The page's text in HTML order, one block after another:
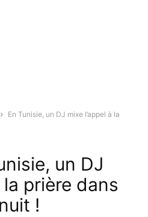
En Tunisie, un DJ mixe l’appel à la
un DJ
la prière dans
!